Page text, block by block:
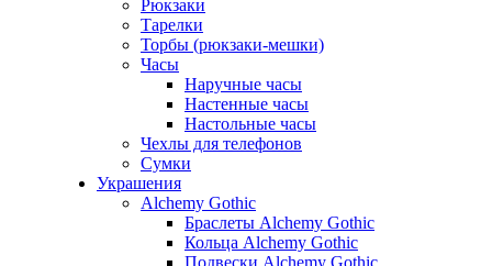
Рюкзаки
Тарелки
Торбы (рюкзаки-мешки)
Часы
Наручные часы
Настенные часы
Настольные часы
Чехлы для телефонов
Сумки
Украшения
Alchemy Gothic
Браслеты Alchemy Gothic
Кольца Alchemy Gothic
Подвески Alchemy Gothic